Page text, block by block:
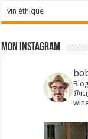
vin éthique
Mon Instagram